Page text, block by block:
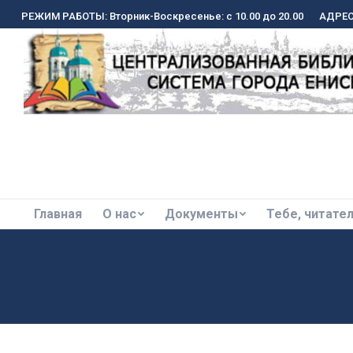
РЕЖИМ РАБОТЫ: Вторник-Воскресенье: с 10.00 до 20.00
Главная О нас Документы Тебе,
РЕЖИМ РАБОТЫ: Вторник-Воскресенье: с 10.00 до 20.00
Главная О нас Документы Тебе,